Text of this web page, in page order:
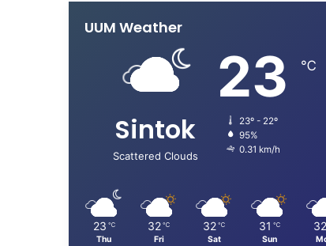
UUM Weather
Sintok
Scattered Clouds
23 ℃
23º - 22º
95%
0.31 km/h
23 ℃
Thu
32 ℃
Fri
32 ℃
Sat
31 ℃
Sun
32